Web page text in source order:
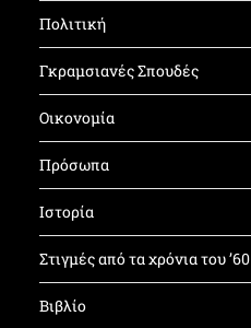
Πολιτική
Γκραμσιανές Σπουδές
Οικονομία
Πρόσωπα
Ιστορία
Στιγμές από τα χρόνια του ’60
Βιβλίο